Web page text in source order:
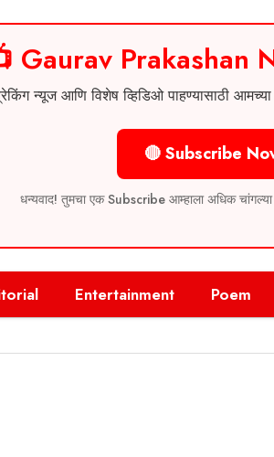
Gaurav Prakashan
ब्रेकिंग न्यूज आणि विशेष व्हिडिओ पाहण्यासाठी
🔴 Subscribe
धन्यवाद! तुमचा एक Subscribe आम्हाला अधिक चांगल्या
Entertainment Poem